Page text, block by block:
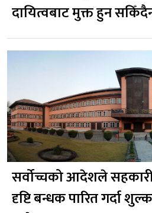
दायित्वबाट मुक्त हुन
सर्वोच्चको आदेशले
दृष्टि बन्धक पारित गर्दा